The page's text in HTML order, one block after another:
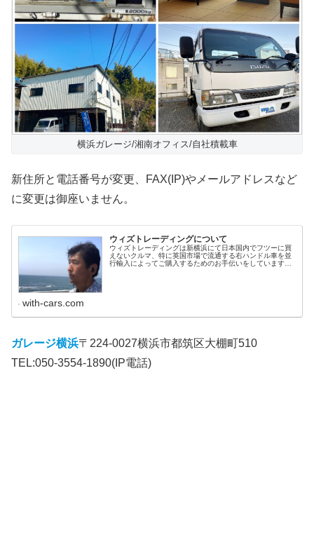
横浜ガレージ/湘南オフィス/自社積載車
新住所と電話番号が変更、FAX(IP)やメールアドレスなど
に変更は御座いません。
ウィズトレーディングについて
ウィズトレーディングは新横浜にて日本国内でフツーに買
えないクルマ、特に英国市場で流通する右ハンドル車を並
行輸入によってご購入するためのお手伝いをしています。
with-cars.com
ガレージ横浜〒224-0027横浜市都筑区大棚町510
TEL:050-3554-1890(IP電話)